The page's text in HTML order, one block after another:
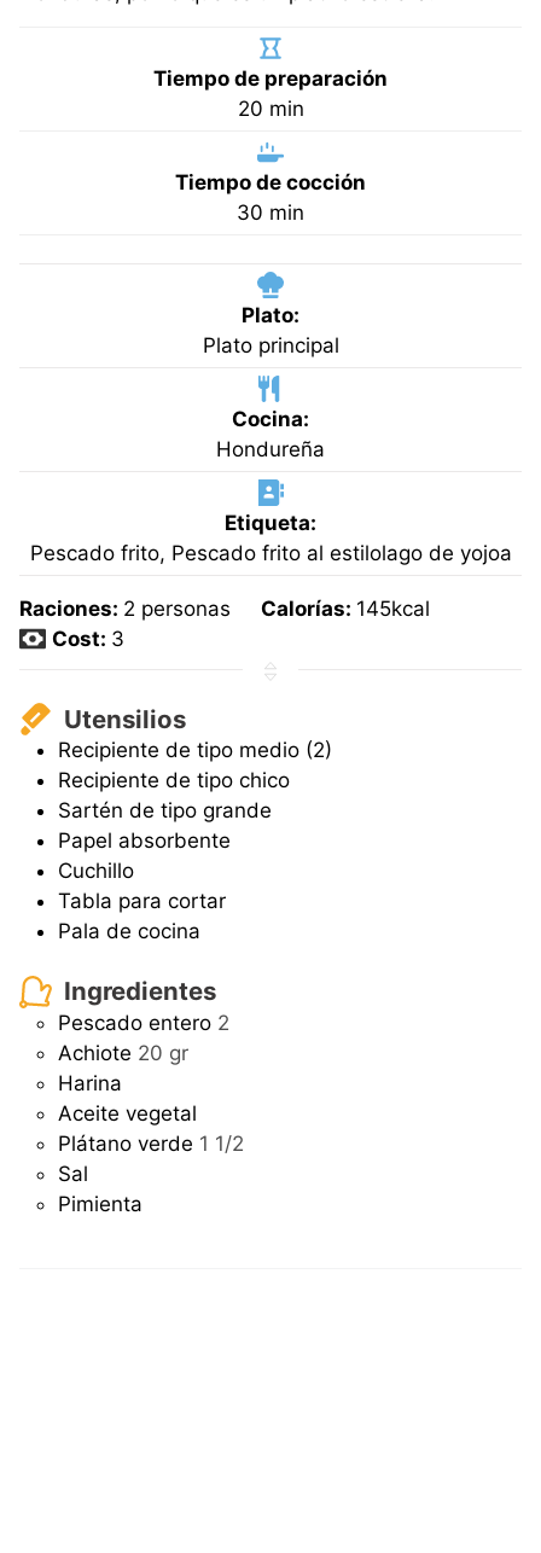
Tiempo de preparación
20minutos
min
Tiempo de cocción
30 minutos
min
Plato:
Plato principal
Cocina:
Hondureña
Etiqueta:
Pescado frito, Pescado frito al estilolago de yojoa
Raciones: 2 personas Calorías: 145kcal
Cost: 3
Utensilios
Recipiente de tipo medio (2)
Recipiente de tipo chico
Sartén de tipo grande
Papel absorbente
Cuchillo
Tabla para cortar
Pala de cocina
Ingredientes
Pescado entero 2
Achiote 20 gr
Harina
Aceite vegetal
Plátano verde 1 1/2
Sal
Pimienta